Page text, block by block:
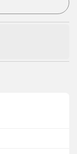
dig som medlem